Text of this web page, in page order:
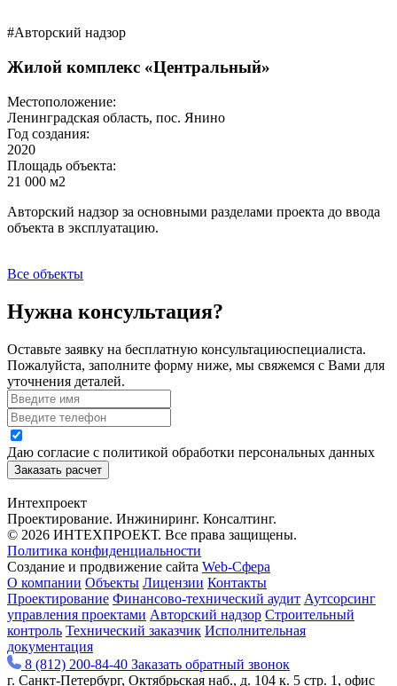
#Авторский надзор
Жилой комплекс «Центральный»
Местоположение:
Ленинградская область, пос. Янино
Год создания:
2020
Площадь объекта:
21 000 м2
Авторский надзор за основными разделами проекта до ввода
объекта в эксплуатацию.
Все объекты
Нужна консультация?
Оставьте заявку на бесплатную консультациюспециалиста.
Пожалуйста, заполните форму ниже, мы свяжемся с Вами для
уточнения деталей.
Даю согласие с политикой обработки персональных данных
Заказать расчет
Интехпроект
Проектирование. Инжиниринг. Консалтинг.
© 2026 ИНТЕХПРОЕКТ. Все права защищены.
Политика конфиденциальности
Cоздание и продвижение сайта Web-Сфера
О компании Объекты Лицензии Контакты
Проектирование Финансово-технический аудит Аутсорсинг
управления проектами Авторский надзор Строительный
контроль Технический заказчик Исполнительная
документация
8 (812) 200-84-40 Заказать обратный звонок
г. Санкт-Петербург, Октябрьская наб., д. 104 к. 5 стр. 1, офис